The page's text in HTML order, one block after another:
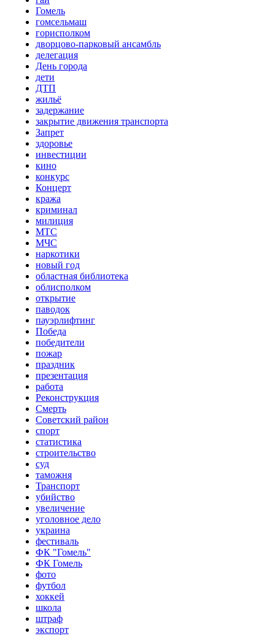
Гомель
гомсельмаш
горисполком
дворцово-парковый ансамбль
делегация
День города
дети
ДТП
жильё
задержание
закрытие движения транспорта
Запрет
здоровье
инвестиции
кино
конкурс
Концерт
кража
криминал
милиция
МТС
МЧС
наркотики
новый год
областная библиотека
облисполком
открытие
паводок
пауэрлифтинг
Победа
победители
пожар
праздник
презентация
работа
Реконструкция
Смерть
Советский район
спорт
статистика
строительство
суд
таможня
Транспорт
убийство
увеличение
уголовное дело
украина
фестиваль
ФК "Гомель"
ФК Гомель
фото
футбол
хоккей
школа
штраф
экспорт